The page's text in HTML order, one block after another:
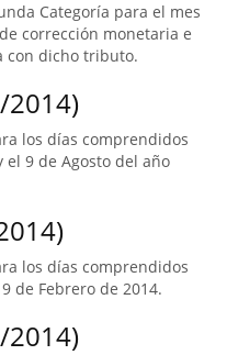
Categoría para el mes
corrección monetaria e
con dicho tributo.
2014)
los días comprendidos
9 de Agosto del año
los días comprendidos
de Febrero de 2014.
2014)